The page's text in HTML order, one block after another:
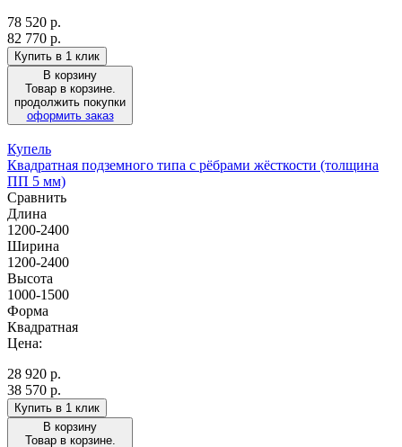
78 520 р.
82 770 р.
Купить в 1 клик
В корзину
Товар в корзине.
продолжить покупки
оформить заказ
Купель
Квадратная подземного типа с рёбрами жёсткости (толщина
ПП 5 мм)
Сравнить
Длина
1200-2400
Ширина
1200-2400
Высота
1000-1500
Форма
Квадратная
Цена:
28 920 р.
38 570 р.
Купить в 1 клик
В корзину
Товар в корзине.